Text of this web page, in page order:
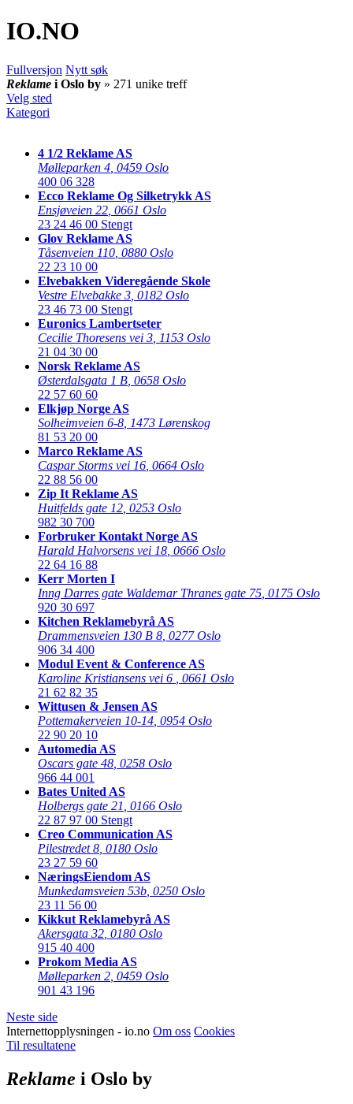
IO.NO
Fullversjon Nytt søk
Reklame i Oslo by » 271 unike treff
Velg sted
Kategori
4 1/2 Reklame AS
Mølleparken 4 0459 Oslo
400 06 328
Ecco Reklame Og Silketrykk AS
Ensjøveien 22 0661 Oslo
23 24 46 00 Stengt
Glov Reklame AS
Tåsenveien 110 0880 Oslo
22 23 10 00
Elvebakken Videregående Skole
Vestre Elvebakke 3 0182 Oslo
23 46 73 00 Stengt
Euronics Lambertseter
Cecilie Thoresens vei 3 1153 Oslo
21 04 30 00
Norsk Reklame AS
Østerdalsgata 1 B 0658 Oslo
22 57 60 60
Elkjøp Norge AS
Solheimveien 6-8 1473 Lørenskog
81 53 20 00
Marco Reklame AS
Caspar Storms vei 16 0664 Oslo
22 88 56 00
Zip It Reklame AS
Huitfelds gate 12 0253 Oslo
982 30 700
Forbruker Kontakt Norge AS
Harald Halvorsens vei 18 0666 Oslo
22 64 16 88
Kerr Morten I
Inng Darres gate Waldemar Thranes gate 75 0175 Oslo
920 30 697
Kitchen Reklamebyrå AS
Drammensveien 130 B 8 0277 Oslo
906 34 400
Modul Event & Conference AS
Karoline Kristiansens vei 6
0661 Oslo
21 62 82 35
Wittusen & Jensen AS
Pottemakerveien 10-14 0954 Oslo
22 90 20 10
Automedia AS
Oscars gate 48 0258 Oslo
966 44 001
Bates United AS
Holbergs gate 21 0166 Oslo
22 87 97 00 Stengt
Creo Communication AS
Pilestredet 8 0180 Oslo
23 27 59 60
NæringsEiendom AS
Munkedamsveien 53b 0250 Oslo
23 11 56 00
Kikkut Reklamebyrå AS
Akersgata 32 0180 Oslo
915 40 400
Prokom Media AS
Mølleparken 2 0459 Oslo
901 43 196
Neste side
Internettopplysningen - io.no Om oss Cookies
Til resultatene
Reklame i Oslo by